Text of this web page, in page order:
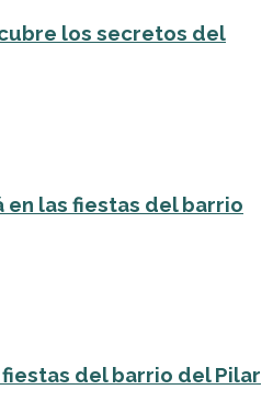
los secretos del
en las fiestas del barrio
del barrio del Pilar